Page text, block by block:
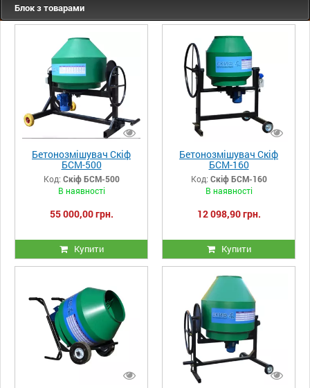
Блок з товарами
Бетонозмішувач Скіф
БСМ-500
Код: Скіф БСМ-500
В наявності
55 000,00 грн.
Купити
Бетонозмішувач Скіф
БСМ-160
Код: Скіф БСМ-160
В наявності
12 098,90 грн.
Купити